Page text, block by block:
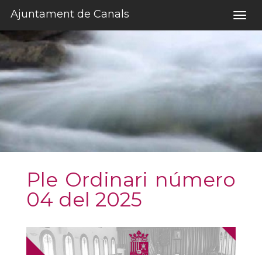
Ajuntament de Canals
Ple Ordinari número
04 del 2025